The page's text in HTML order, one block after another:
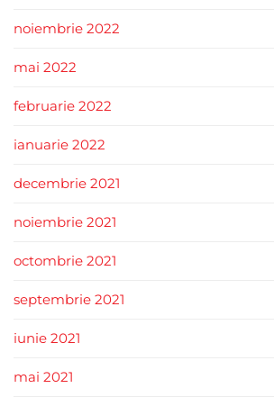
noiembrie 2022
mai 2022
februarie 2022
ianuarie 2022
decembrie 2021
noiembrie 2021
octombrie 2021
septembrie 2021
iunie 2021
mai 2021